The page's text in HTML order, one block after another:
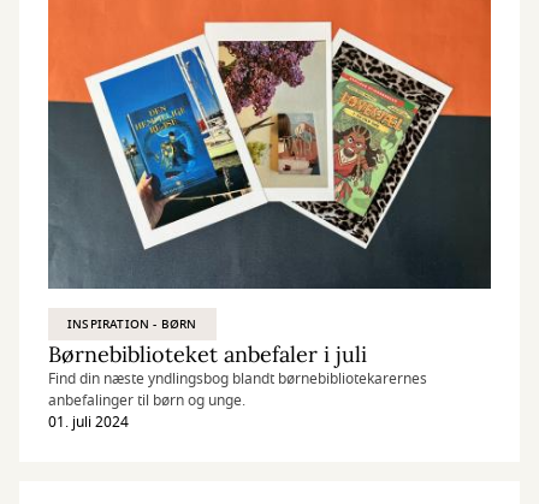
INSPIRATION - BØRN
Børnebiblioteket anbefaler i juli
Find din næste yndlingsbog blandt børnebibliotekarernes
anbefalinger til børn og unge.
01. juli 2024